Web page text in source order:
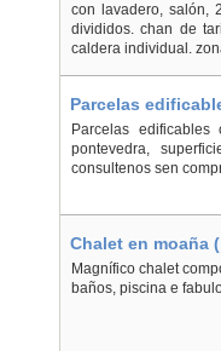
con lavadero, salón,
divididos. chan de
caldera individual.
Parcelas
Parcelas
pontevedra,
consultenos sen
Chalet en moaña
Magnífico chalet
baños, piscina e